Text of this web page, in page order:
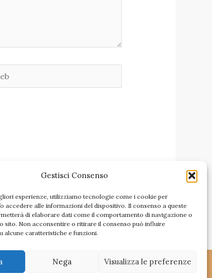
Gestisci Consenso
esperienze, utilizziamo tecnologie come i cookie per
accedere alle informazioni del dispositivo. Il consenso a queste
di elaborare dati come il comportamento di navigazione o
sito. Non acconsentire o ritirare il consenso può influire
alcune caratteristiche e funzioni.
Nega Visualizza le preferenze